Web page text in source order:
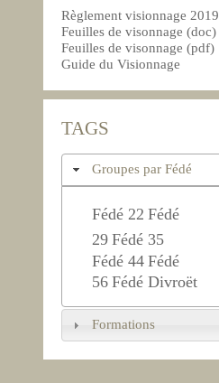
Règlement visionnage 2019
Feuilles de visonnage (doc)
Feuilles de visonnage (pdf)
Guide du Visionnage
TAGS
Groupes par Fédé
Fédé 22 Fédé
29 Fédé 35
Fédé 44 Fédé
56 Fédé Divroët
Formations